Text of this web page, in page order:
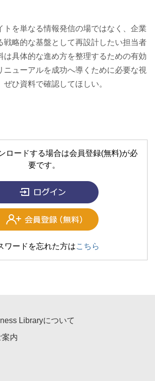
トを単なる情報発信の場ではなく、企業
戦略的な基盤として再設計したい担当者
は具体的な進め方を整理するための有効
ニューアルを成功へ導くために必要な視
ぜひ資料で確認してほしい。
ロードする場合は会員登録(無料)が必
要です。
ワードを忘れた方はこちら
Libraryについて
案内